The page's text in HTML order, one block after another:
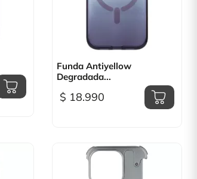
Vista rápida
Funda Antiyellow
Degradada...
$ 18.990